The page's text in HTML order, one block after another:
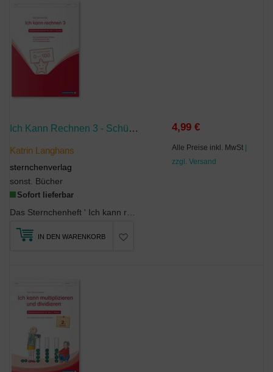
Ich Kann Rechnen 3 - Schülerarbeitsheft Für Die 2. Klasse
Katrin Langhans
sternchenverlag
sonst. Bücher
Sofort lieferbar
4,99 €
Alle Preise inkl. MwSt |
zzgl. Versand
IN DEN WARENKORB